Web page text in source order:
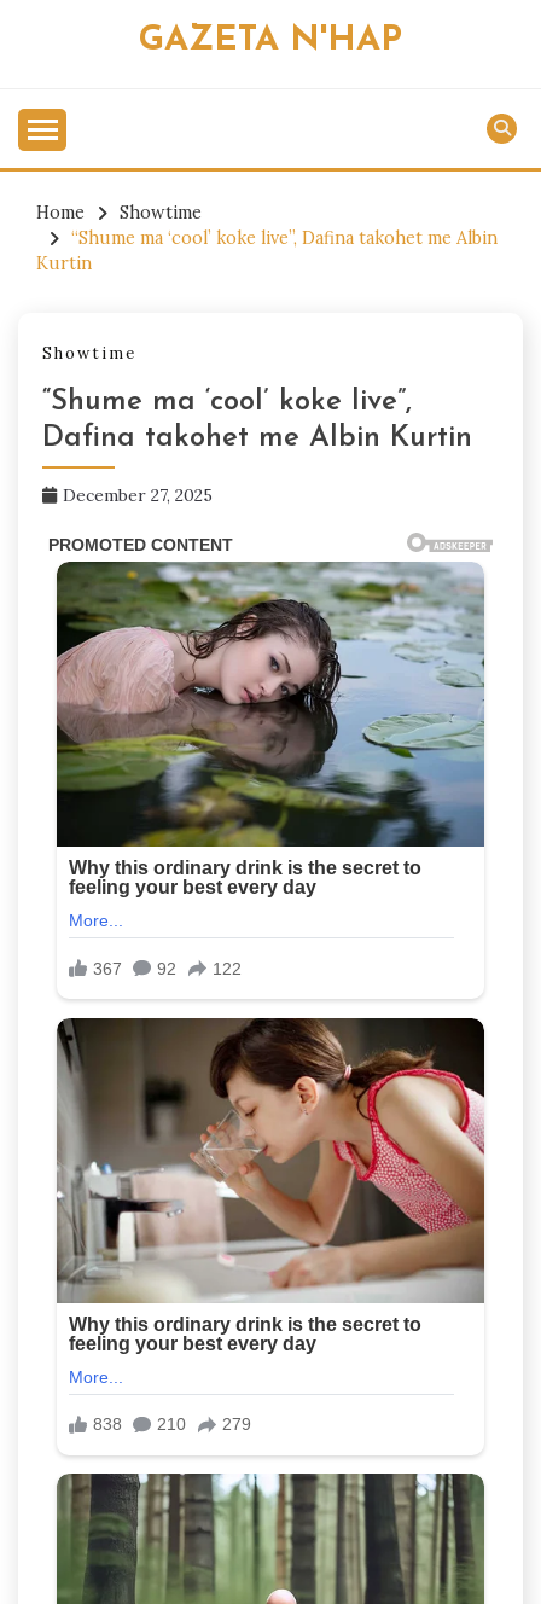
GAZETA N'HAP
Home
Showtime
“Shume ma ‘cool’ koke live”, Dafina takohet me Albin
Kurtin
Showtime
“Shume ma ‘cool’ koke live”,
Dafina takohet me Albin Kurtin
December 27, 2025